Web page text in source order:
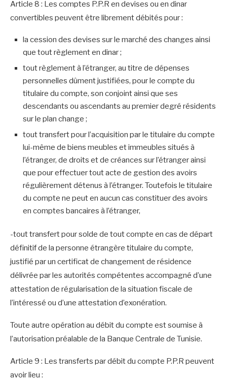
Article 8 : Les comptes P.P.R en devises ou en dinar
convertibles peuvent être librement débités pour :
la cession des devises sur le marché des changes ainsi
que tout règlement en dinar ;
tout règlement à l’étranger, au titre de dépenses
personnelles dûment justifiées, pour le compte du
titulaire du compte, son conjoint ainsi que ses
descendants ou ascendants au premier degré résidents
sur le plan change ;
tout transfert pour l’acquisition par le titulaire du compte
lui-même de biens meubles et immeubles situés à
l’étranger, de droits et de créances sur l’étranger ainsi
que pour effectuer tout acte de gestion des avoirs
régulièrement détenus à l’étranger. Toutefois le titulaire
du compte ne peut en aucun cas constituer des avoirs
en comptes bancaires à l’étranger,
-tout transfert pour solde de tout compte en cas de départ
définitif de la personne étrangère titulaire du compte,
justifié par un certificat de changement de résidence
délivrée par les autorités compétentes accompagné d’une
attestation de régularisation de la situation fiscale de
l’intéressé ou d’une attestation d’exonération.
Toute autre opération au débit du compte est soumise à
l’autorisation préalable de la Banque Centrale de Tunisie.
Article 9 : Les transferts par débit du compte P.P.R peuvent
avoir lieu :